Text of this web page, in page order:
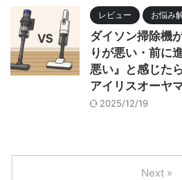
レビュー お悩み
ダイソン掃除機
りが悪い・前に
悪い』と感じた
アイリスオーヤ
2025/12/19
Next »